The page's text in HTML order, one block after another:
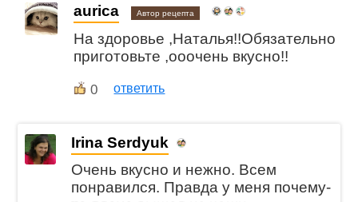
aurica Автор рецепта
На здоровье ,Наталья!!Обязательно
приготовьте ,ооочень вкусно!!
0 ответить
Irina Serdyuk
Очень вкусно и нежно. Всем
понравился. Правда у меня почему-